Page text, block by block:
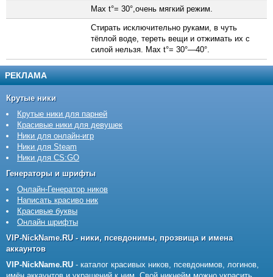
РЕКЛАМА
Max t°= 30°,очень мягкий режим.
Стирать исключительно руками, в чуть
тёплой воде, тереть вещи и отжимать их с
силой нельзя. Max t°= 30°—40°.
Крутые ники
Крутые ники для парней
Красивые ники для девушек
Ники для онлайн-игр
Ники для Steam
Ники для CS:GO
Генераторы и шрифты
Онлайн-Генератор ников
Написать красиво ник
Красивые буквы
Онлайн шрифты
VIP-NickName.RU - ники, псевдонимы, прозвища и имена
аккаунтов
VIP-NickName.RU - каталог красивых ников, псевдонимов, логинов,